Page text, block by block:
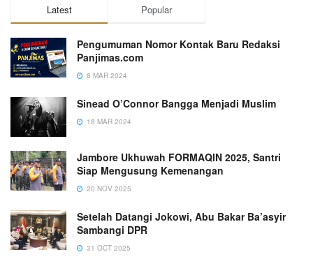
Latest Popular
Pengumuman Nomor Kontak Baru Redaksi
Panjimas.com
8 MAR 2024
Sinead O’Connor Bangga Menjadi Muslim
18 MAR 2024
Jambore Ukhuwah FORMAQIN 2025, Santri
Siap Mengusung Kemenangan
20 NOV 2025
Setelah Datangi Jokowi, Abu Bakar Ba’asyir
Sambangi DPR
31 OCT 2025